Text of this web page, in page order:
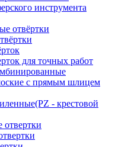
инструмента
отвёртки
для точных работ
с прямым шлицем
- крестовой
отвертки